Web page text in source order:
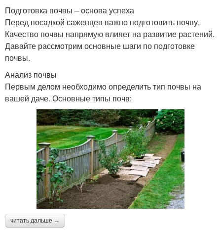
Подготовка почвы – основа успеха
Перед посадкой саженцев важно подготовить почву.
Качество почвы напрямую влияет на развитие растений.
Давайте рассмотрим основные шаги по подготовке
почвы.
Анализ почвы
Первым делом необходимо определить тип почвы на
вашей даче. Основные типы почв:
читать дальше →